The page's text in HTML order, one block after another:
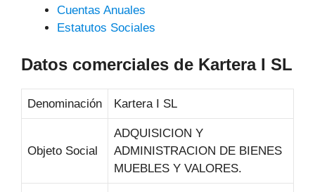
Cuentas Anuales
Estatutos Sociales
Datos comerciales de Kartera I SL
Denominación Kartera I SL
Objeto Social
ADQUISICION Y
ADMINISTRACION DE BIENES
MUEBLES Y VALORES.